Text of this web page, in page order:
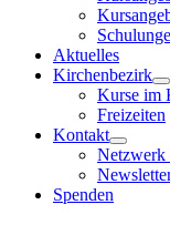
Aktuelles
Kirchenbezirk
Kurse im
Freizeiten
Kontakt
Netzwerk
Spenden